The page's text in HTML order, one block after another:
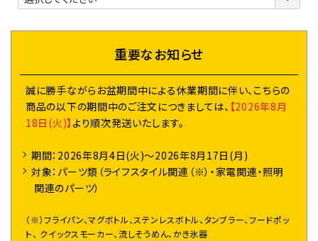
)
重要なお知らせ
誠に勝手ながらお盆期間中による休業期間に伴い、こちらの
商品の以下の期間中のご注文につきましては、 【2026年8月
18日(火)】 より順次発送いたします。
期間：2026年8月4日(火)～2026年8月17日(月)
対象：パーツ類（ライフスタイル関連（※）・家電関連・照明
関連のパーツ）
（※）フライパン、マグボトル、ステンレスボトル、タンブラー、フードポッ
ト、 クイックスモーカー、流しそうめん、かき氷器